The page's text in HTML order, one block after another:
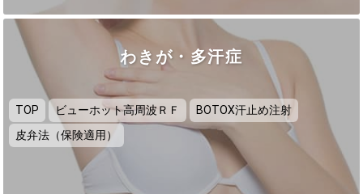
わきが・多汗症
TOP ビューホット高周波ＲＦ
BOTOX汗止め注射
皮弁法（保険適用）